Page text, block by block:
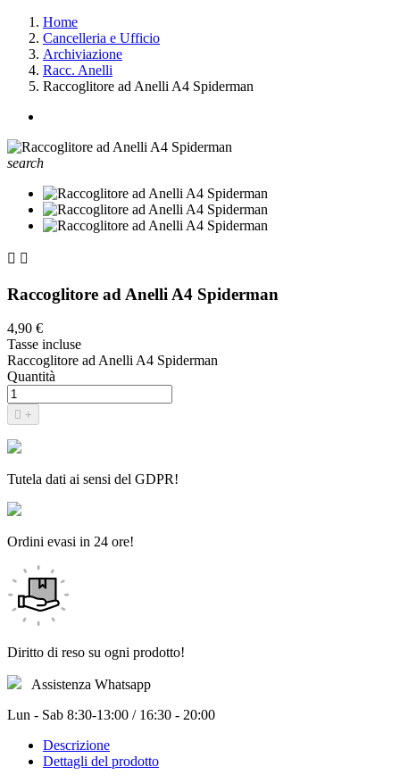
Home
Cancelleria e Ufficio
Archiviazione
Racc. Anelli
Raccoglitore ad Anelli A4 Spiderman
search
 
Raccoglitore ad Anelli A4 Spiderman
4,90 €
Tasse incluse
Raccoglitore ad Anelli A4 Spiderman
Quantità
 +
Tutela dati ai sensi del GDPR!
Ordini evasi in 24 ore!
Diritto di reso su ogni prodotto!
Assistenza Whatsapp
Lun - Sab 8:30-13:00 / 16:30 - 20:00
Descrizione
Dettagli del prodotto